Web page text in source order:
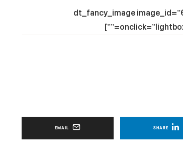
[dt_fancy_image
onclick=”lightbox”
SHARE
EMAIL